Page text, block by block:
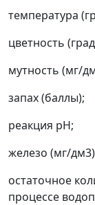
температура
цветность
мутность (мг/
запах (баллы);
реакция рН;
железо (мг/дм3
остаточное
процессе